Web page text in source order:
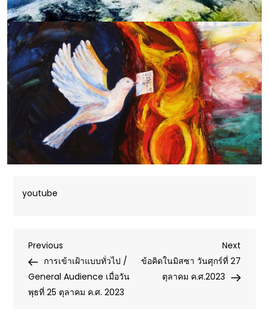
youtube
Post
navigation
Previous
Post
Previous
การเข้าเฝ้าแบบทั่วไป /
General Audience เมื่อวัน
พุธที่ 25 ตุลาคม ค.ศ. 2023
Next
Post
Next
ข้อคิดในมิสซา วันศุกร์ที่ 27
ตุลาคม ค.ศ.2023